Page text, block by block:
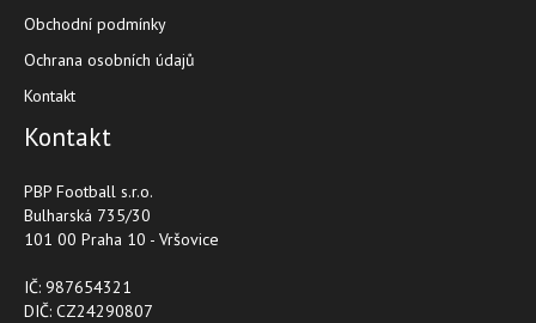
Obchodní podmínky
Ochrana osobních údajů
Kontakt
Kontakt
PBP Football s.r.o.
Bulharská 735/30
101 00 Praha 10 - Vršovice
IČ: 987654321
DIČ: CZ24290807